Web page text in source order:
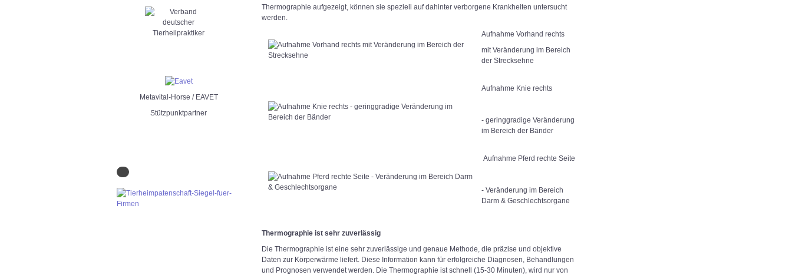
Metavital-Horse / EAVET
Stützpunktpartner
Thermographie aufgezeigt, können sie speziell auf dahinter verborgene Krankheiten untersucht
werden.
Aufnahme Vorhand rechts
mit Veränderung im Bereich
der Strecksehne
Aufnahme Knie rechts
- geringgradige Veränderung
im Bereich der Bänder
Aufnahme Pferd rechte Seite
- Veränderung im Bereich
Darm & Geschlechtsorgane
Thermographie ist sehr zuverlässig
Die Thermographie ist eine sehr zuverlässige und genaue Methode, die präzise und objektive
Daten zur Körperwärme liefert. Diese Information kann für erfolgreiche Diagnosen, Behandlungen
und Prognosen verwendet werden. Die Thermographie ist schnell (15-30 Minuten), wird nur von